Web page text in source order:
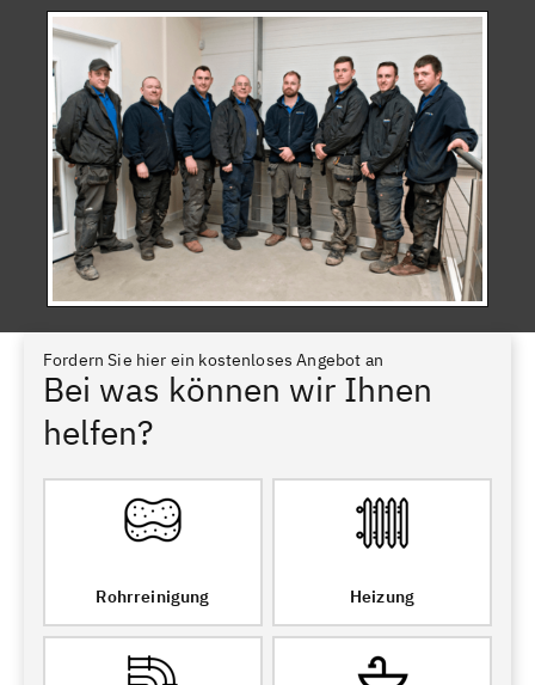
Fordern Sie hier ein kostenloses Angebot an
Bei was können wir Ihnen
helfen?
Rohrreinigung Heizung